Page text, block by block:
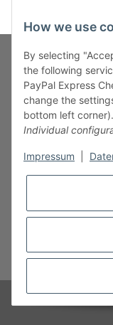
Fuss-Zahlung-
Fuss-Informationen
Legal
* All prices incl. VAT, plus
How we use
By selecting
the following
PayPal Express
change the
bottom left
Individual
Impressum